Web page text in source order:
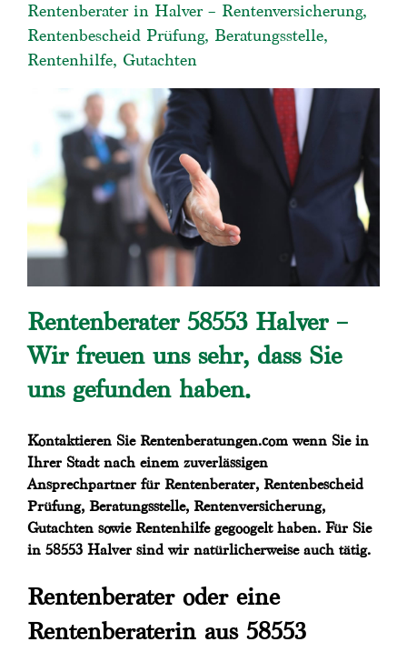
Rentenberater in Halver – Rentenversicherung,
Rentenbescheid Prüfung, Beratungsstelle,
Rentenhilfe, Gutachten
Rentenberater 58553 Halver –
Wir freuen uns sehr, dass Sie
uns gefunden haben.
Kontaktieren Sie Rentenberatungen.com wenn Sie in
Ihrer Stadt nach einem zuverlässigen
Ansprechpartner für Rentenberater, Rentenbescheid
Prüfung, Beratungsstelle, Rentenversicherung,
Gutachten sowie Rentenhilfe gegoogelt haben. Für Sie
in 58553 Halver sind wir natürlicherweise auch tätig.
Rentenberater oder eine
Rentenberaterin aus 58553